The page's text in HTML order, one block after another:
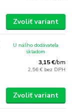
Zvoliť variant
3,15 €/bm
2,56 € bez DPH
U nášho dodávateľa
skladom
Zvoliť variant